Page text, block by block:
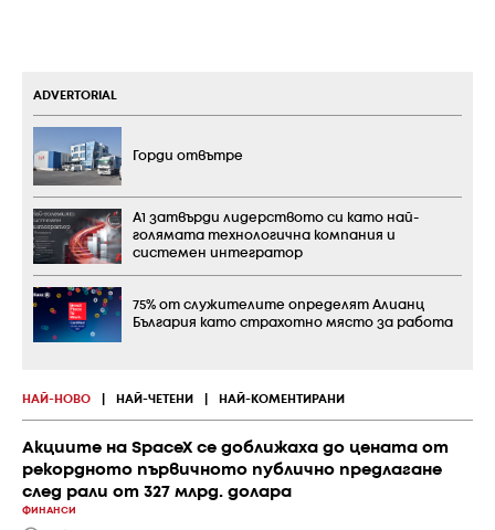
НАЙ-НОВО НАЙ-ЧЕТЕНИ НАЙ-КОМЕНТИРАНИ
Акциите на SpaceX се доближаха до цената от
рекордното първичното публично предлагане
след рали от 327 млрд. долара
ФИНАНСИ
ADVERTORIAL
Горди отвътре
А1 затвърди лидерството си като най-
голямата технологична компания и
системен интегратор
75% от служителите определят Алианц
България като страхотно място за работа